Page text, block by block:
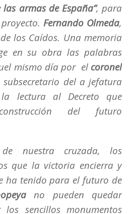
las armas de España”, para
Fernando Olmeda,
los Caídos. Una memoria
en su obra las palabras
mismo día por el coronel
subsecretario del a jefatura
lectura al Decreto que
del futuro
nuestra cruzada, los
que la victoria encierra y
ha tenido para el futuro de
no pueden quedar
los sencillos monumentos